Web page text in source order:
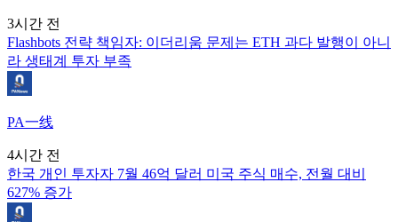
3시간 전
Flashbots 전략 책임자: 이더리움 문제는 ETH 과다 발행이 아니
라 생태계 투자 부족
PA一线
4시간 전
한국 개인 투자자 7월 46억 달러 미국 주식 매수, 전월 대비
627% 증가